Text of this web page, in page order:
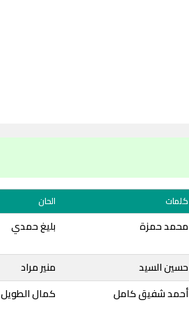
كلمات الحان
محمد حمزة بليغ حمدي
حسين السيد
منير مراد
أحمد شفيق كامل كمال الطويل